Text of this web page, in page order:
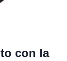
con la